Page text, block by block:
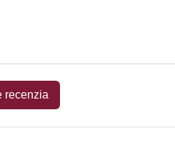
recenzia